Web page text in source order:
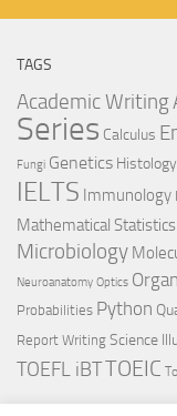
TAGS
Academic Writing
Series Calculus
Fungi Genetics Histology
IELTS Immunology
Mathematical Statistics
Microbiology
Neuroanatomy Optics
Probabilities Python
Report Writing Science
TOEFL iBTTOEIC